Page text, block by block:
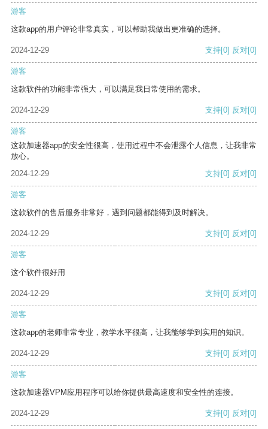
游客
这款app的用户评论非常真实，可以帮助我做出更准确的选择。
2024-12-29 支持[0] 反对[0]
游客
这款软件的功能非常强大，可以满足我日常使用的需求。
2024-12-29 支持[0] 反对[0]
游客
这款加速器app的安全性很高，使用过程中不会泄露个人信息，让我非常
放心。
2024-12-29
支持[0] 反对[0]
游客
这款软件的售后服务非常好，遇到问题都能得到及时解决。
2024-12-29 支持[0] 反对[0]
游客
这个软件很好用
2024-12-29 支持[0] 反对[0]
游客
这款app的老师非常专业，教学水平很高，让我能够学到实用的知识。
2024-12-29 支持[0] 反对[0]
游客
这款加速器VPM应用程序可以给你提供最高速度和安全性的连接。
2024-12-29 支持[0] 反对[0]